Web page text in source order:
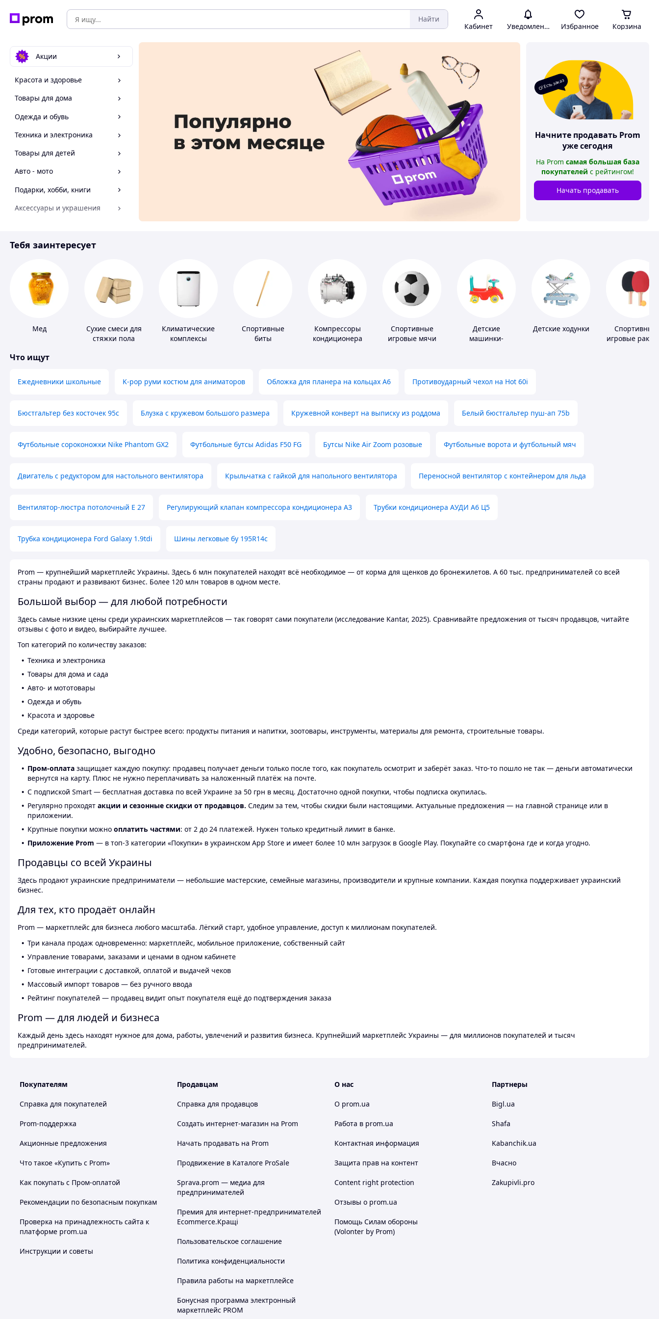
Найти
Кабинет Уведомления Избранное Корзина
Акции
Красота и здоровье
Товары для дома
Одежда и обувь
Техника и электроника
Товары для детей
Авто - мото
Подарки, хобби, книги
Аксессуары и украшения
Спорт и отдых
О! Есть заказ
Начните продавать Prom
уже сегодня
На Prom самая большая база
покупателей с рейтингом!
Начать продавать
Тебя заинтересует
Мед
Сухие смеси для
стяжки пола
Климатические
комплексы
Спортивные
биты
Компрессоры
кондиционера
Спортивные
игровые мячи
Детские
машинки-
Детские ходунки
Спортивные
игровые
Что ищут
Ежедневники школьные K-pop руми костюм для аниматоров Обложка для планера на кольцах А6 Противоударный чехол на Hot 60i
Бюстгальтер без косточек 95с Блузка с кружевом большого размера Кружевной конверт на выписку из роддома Белый бюстгальтер пуш-ап 75b
Футбольные сороконожки Nike Phantom GX2 Футбольные бутсы Adidas F50 FG Бутсы Nike Air Zoom розовые Футбольные ворота и футбольный мяч
Двигатель с редуктором для настольного вентилятора Крыльчатка с гайкой для напольного вентилятора Переносной вентилятор с контейнером для льда
Вентилятор-люстра потолочный E 27 Регулирующий клапан компрессора кондиционера А3 Трубки кондиционера АУДИ А6 Ц5
Трубка кондиционера Ford Galaxy 1.9tdi Шины легковые бу 195R14c
Prom — крупнейший маркетплейс Украины. Здесь 6 млн покупателей находят всё необходимое — от корма для щенков до бронежилетов. А 60 тыс. предпринимателей со всей
страны продают и развивают бизнес. Более 120 млн товаров в одном месте.
Большой выбор — для любой потребности
Здесь самые низкие цены среди украинских маркетплейсов — так говорят сами покупатели (исследование Kantar, 2025). Сравнивайте предложения от тысяч продавцов, читайте
отзывы с фото и видео, выбирайте лучшее.
Топ категорий по количеству заказов:
Техника и электроника
Товары для дома и сада
Авто- и мототовары
Одежда и обувь
Красота и здоровье
Среди категорий, которые растут быстрее всего: продукты питания и напитки, зоотовары, инструменты, материалы для ремонта, строительные товары.
Удобно, безопасно, выгодно
Пром-оплата защищает каждую покупку: продавец получает деньги только после того, как покупатель осмотрит и заберёт заказ. Что-то пошло не так — деньги автоматически
вернутся на карту. Плюс не нужно переплачивать за наложенный платёж на почте.
С подпиской Smart — бесплатная доставка по всей Украине за 50 грн в месяц. Достаточно одной покупки, чтобы подписка окупилась.
Регулярно проходят акции и сезонные скидки от продавцов. Следим за тем, чтобы скидки были настоящими. Актуальные предложения — на главной странице или в
приложении.
Крупные покупки можно оплатить частями: от 2 до 24 платежей. Нужен только кредитный лимит в банке.
Приложение Prom — в топ-3 категории «Покупки» в украинском App Store и имеет более 10 млн загрузок в Google Play. Покупайте со смартфона где и когда угодно.
Продавцы со всей Украины
Здесь продают украинские предприниматели — небольшие мастерские, семейные магазины, производители и крупные компании. Каждая покупка поддерживает украинский
бизнес.
Для тех, кто продаёт онлайн
Prom — маркетплейс для бизнеса любого масштаба. Лёгкий старт, удобное управление, доступ к миллионам покупателей.
Три канала продаж одновременно: маркетплейс, мобильное приложение, собственный сайт
Управление товарами, заказами и ценами в одном кабинете
Готовые интеграции с доставкой, оплатой и выдачей чеков
Массовый импорт товаров — без ручного ввода
Рейтинг покупателей — продавец видит опыт покупателя ещё до подтверждения заказа
Prom — для людей и бизнеса
Каждый день здесь находят нужное для дома, работы, увлечений и развития бизнеса. Крупнейший маркетплейс Украины — для миллионов покупателей и тысяч
предпринимателей.
Покупателям
Справка для покупателей
Prom-поддержка
Акционные предложения
Что такое «Купить с Prom»
Как покупать с Пром-оплатой
Рекомендации по безопасным покупкам
Проверка на принадлежность сайта к
платформе prom.ua
Инструкции и советы
Продавцам
Справка для продавцов
Создать интернет-магазин на Prom
Начать продавать на Prom
Продвижение в Каталоге ProSale
Sprava.prom — медиа для
предпринимателей
Премия для интернет-предпринимателей
Ecommerce.Кращі
Пользовательское соглашение
Политика конфиденциальности
Правила работы на маркетплейсе
Бонусная программа электронный
маркетплейс PROM
О нас
О prom.ua
Работа в prom.ua
Контактная информация
Защита прав на контент
Content right protection
Отзывы о prom.ua
Помощь Силам обороны
(Volonter by Prom)
Партнеры
Bigl.ua
Shafa
Kabanchik.ua
Вчасно
Zakupivli.pro